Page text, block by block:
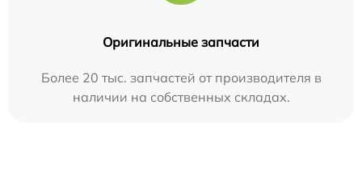
Оригинальные запчасти
Более 20 тыс. запчастей от производителя в
наличии на собственных складах.